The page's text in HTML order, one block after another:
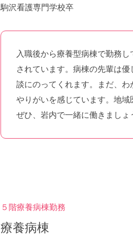
駒沢看護専門学校卒
入職後から療養型病棟で勤務
されています。病棟の先輩は
談にのってくれます。まだ、
やりがいを感じています。地域
ぜひ、岩内で一緒に働きまし
５階療養病棟勤務
療養病棟